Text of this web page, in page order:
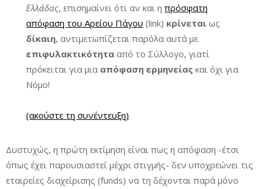
Ελλάδας, επισημαίνει ότι αν και ηπρόσφατη
απόφαση του Αρείου Πάγου (link) κρίνεται ως
δίκαιη, αντιμετωπίζεται παρόλα αυτά με
επιφυλακτικότητα από το Σύλλογο, γιατί
πρόκειται για μια απόφαση ερμηνείας και όχι για
Νόμο!
(ακούστε τη συνέντευξη)
Δυστυχώς, η πρώτη εκτίμηση είναι πως η απόφαση -έτσι
όπως έχει παρουσιαστεί μέχρι στιγμής- δεν υποχρεώνει τις
εταιρείες διαχείρισης (funds) να τη δέχονται παρά μόνο